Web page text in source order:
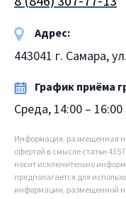
Адрес:
443041 г. Самара,
График приёма
Среда, 14:00 – 16:00
Информация, размещенная
офертой в смысле статьи
носит исключительно
предполагается для
информации, размещенной